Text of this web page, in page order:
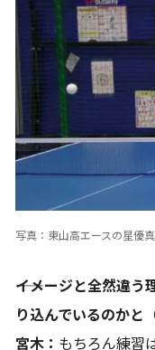
写真：東山高エースの星優
――イメージと全然違
り込んでいるのかと
宮木： もちろん練習